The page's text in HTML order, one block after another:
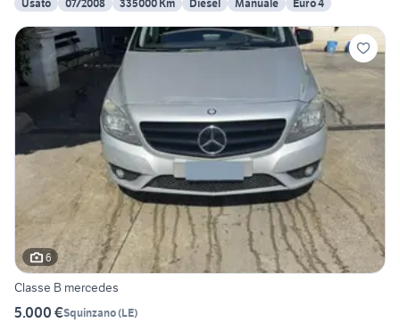
Usato
07/2008 335000 Km Diesel Manuale Euro 4
6
Classe B mercedes
5.000 €Squinzano(LE)